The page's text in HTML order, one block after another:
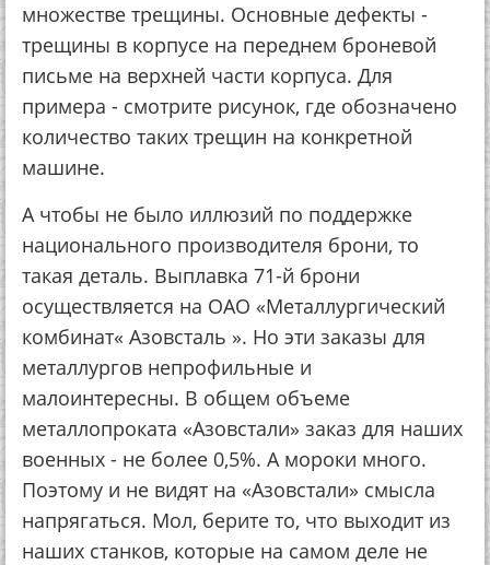
множестве трещины. Основные дефекты -
трещины в корпусе на переднем броневой
письме на верхней части корпуса. Для
примера - смотрите рисунок, где обозначено
количество таких трещин на конкретной
машине.
А чтобы не было иллюзий по поддержке
национального производителя брони, то
такая деталь. Выплавка 71-й брони
осуществляется на ОАО «Металлургический
комбинат« Азовсталь ». Но эти заказы для
металлургов непрофильные и
малоинтересны. В общем объеме
металлопроката «Азовстали» заказ для наших
военных - не более 0,5%. А мороки много.
Поэтому и не видят на «Азовстали» смысла
напрягаться. Мол, берите то, что выходит из
наших станков, которые на самом деле не